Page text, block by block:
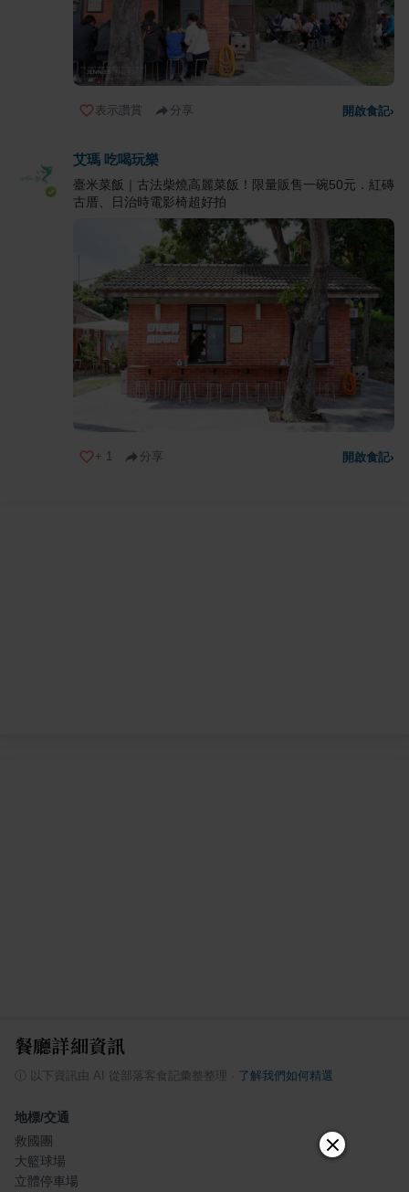
表示讚賞 分享 開啟食記›
艾瑪 吃喝玩樂
臺米菜飯｜古法柴燒高麗菜飯！限量販售一碗50元．紅磚
古厝、日治時電影椅超好拍
+ 1 分享 開啟食記›
餐廳詳細資訊
以下資訊由 AI 從部落客食記彙整整理 了解我們如何精選
地標/交通
救國團
大籃球場
立體停車場